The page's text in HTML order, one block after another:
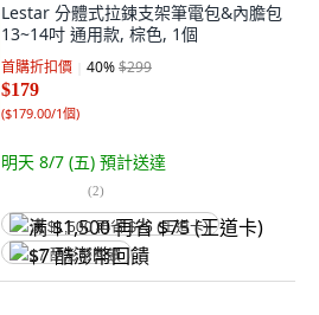
Lestar 分體式拉鍊支架筆電包&內膽包
13~14吋 通用款, 棕色, 1個
首購折扣價 40%$299
$179
($179.00/1個)
明天 8/7 (五) 預計送達
(2)
满 $1,500 再省 $75 (王道卡)
$7 酷澎幣回饋